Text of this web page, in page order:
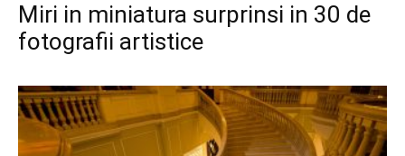
Miri in miniatura surprinsi in 30 de
fotografii artistice